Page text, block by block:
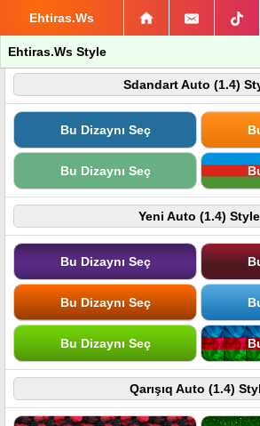
Ehtiras.Ws
Ehtiras.Ws Style
Sdandart Auto (1.4)
Bu Dizaynı Seç
Bu Dizaynı Seç
Yeni Auto (1.4) Style
Bu Dizaynı Seç
Bu Dizaynı Seç
Bu Dizaynı Seç
Qarışıq Auto (1.4)